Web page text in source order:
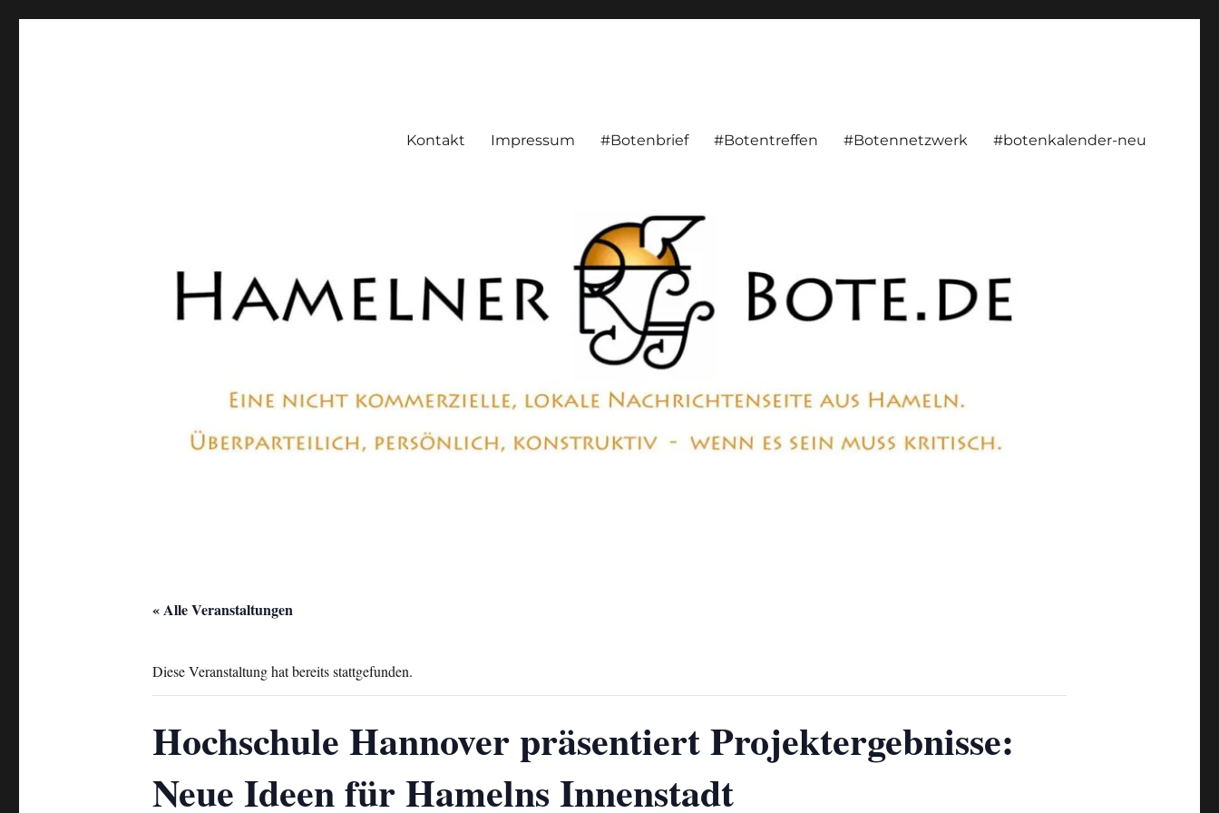
Kontakt Impressum #Botenbrief #Botentreffen #Botennetzwerk #botenkalender-neu
« Alle Veranstaltungen
Diese Veranstaltung hat bereits stattgefunden.
Hochschule Hannover präsentiert Projektergebnisse:
Neue Ideen für Hamelns Innenstadt